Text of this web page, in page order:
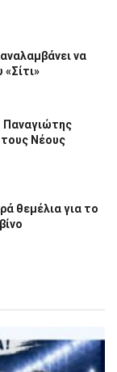
να
Παναγιώτης
τους Νέους
θεμέλια για το